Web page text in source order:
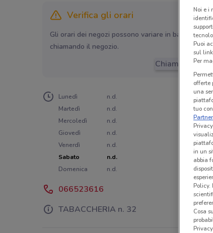
Verifica gli orari
Gli orari dei negozi possono variare in base agli
chiamando il negozio.
Chiama il
Lunedì
n.d.
Martedì
n.d.
Mercoledì
n.d.
Giovedì
n.d.
Venerdì
n.d.
Sabato
n.d.
Domenica
n.d.
066523616
TABACCHERIA n. 32
Noi e i
Puoi
sul
Per
offerte
una
tuo
in un
abbia
Policy.
Cosa